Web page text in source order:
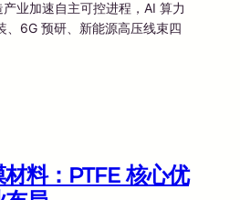
业加速自主可控进程，AI 算力
、6G 预研、新能源高压线束四
料：PTFE 核心优